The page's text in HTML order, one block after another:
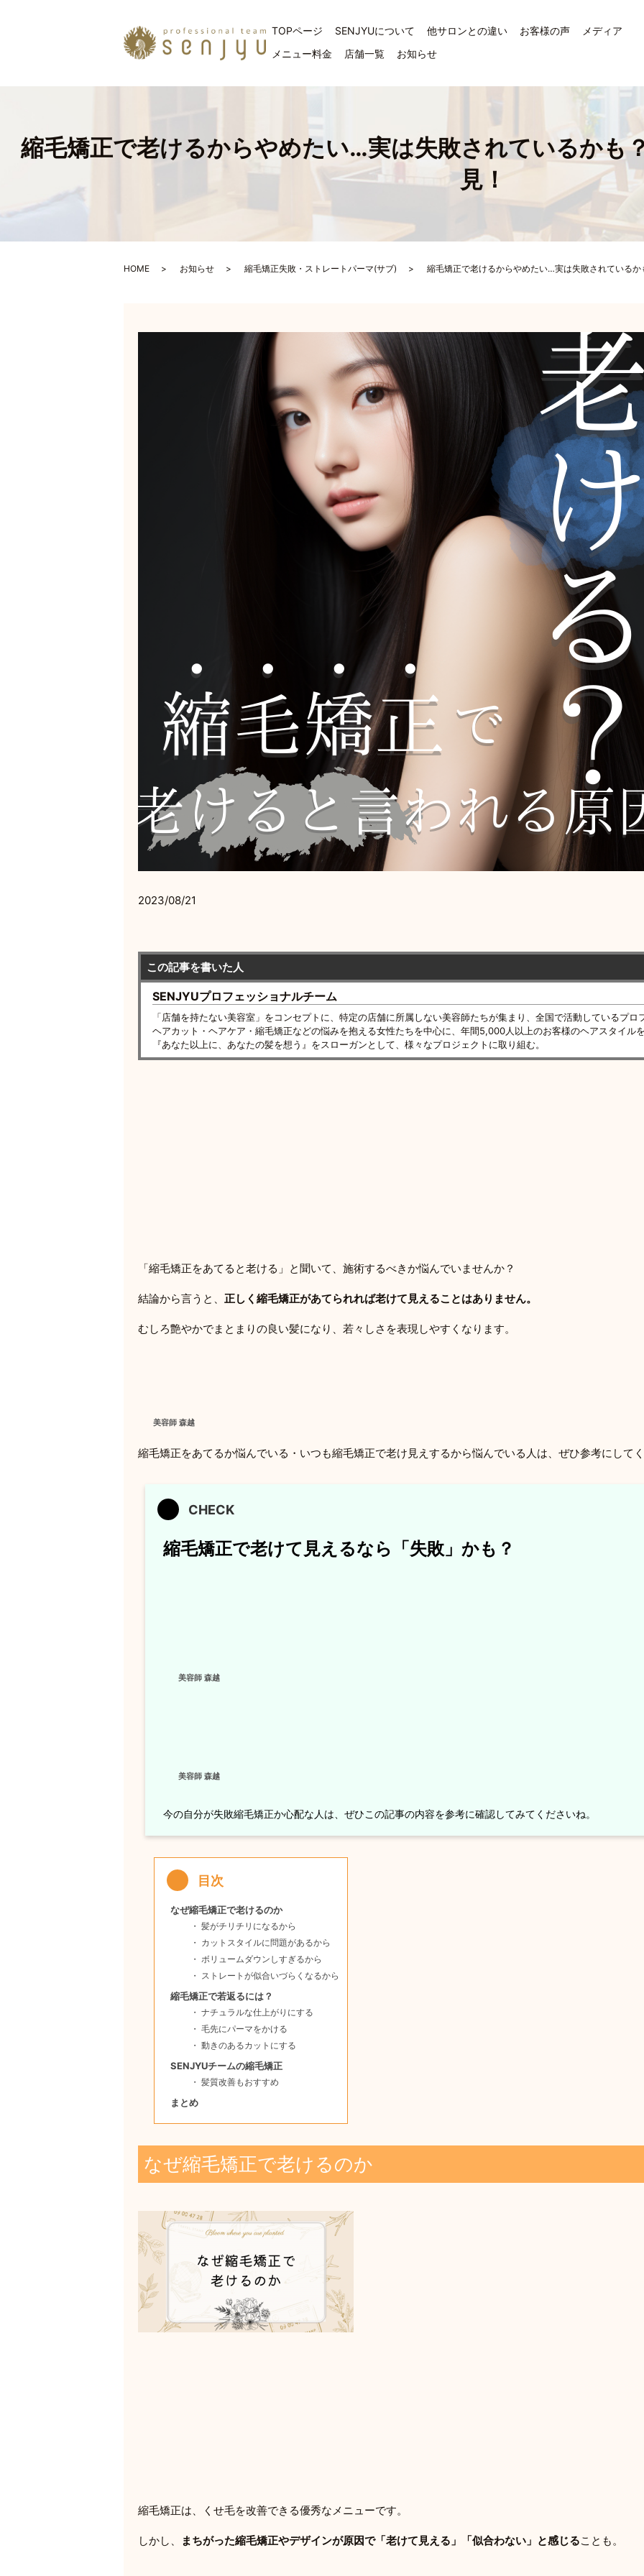
TOPページ SENJYUについて 他サロンとの違い お客様の声
メディア
メニュー料金
店舗一覧 お知らせ
縮毛矯正で老けるからやめたい…実は失敗されているかも
見！
HOME お知らせ 縮毛矯正失敗・ストレートパーマ(サブ) 縮毛矯正で老けるからやめたい…実は失敗されている
2023/08/21
この記事を書いた人
SENJYUプロフェッショナルチーム
「店舗を持たない美容室」をコンセプトに、特定の店舗に所属しない美容師たちが集まり、全国で活動しているプロ
ヘアカット・ヘアケア・縮毛矯正などの悩みを抱える女性たちを中心に、年間5,000人以上のお客様のヘアスタイルを
『あなた以上に、あなたの髪を想う』をスローガンとして、様々なプロジェクトに取り組む。
「縮毛矯正をあてると老ける」と聞いて、施術するべきか悩んでいませんか？
結論から言うと、 正しく縮毛矯正があてられれば老けて見えることはありません。
むしろ艶やかでまとまりの良い髪になり、若々しさを表現しやすくなります。
美容師 森越
縮毛矯正をあてるか悩んでいる・いつも縮毛矯正で老け見えするから悩んでいる人は、ぜひ参考にしてく
縮毛矯正で老けて見えるなら「失敗」かも？
美容師 森越
美容師 森越
今の自分が失敗縮毛矯正か心配な人は、ぜひこの記事の内容を参考に確認してみてくださいね。
なぜ縮毛矯正で老けるのか
髪がチリチリになるから
カットスタイルに問題があるから
ボリュームダウンしすぎるから
ストレートが似合いづらくなるから
縮毛矯正で若返るには？
ナチュラルな仕上がりにする
毛先にパーマをかける
動きのあるカットにする
SENJYUチームの縮毛矯正
髪質改善もおすすめ
まとめ
なぜ縮毛矯正で老けるのか
縮毛矯正は、くせ毛を改善できる優秀なメニューです。
しかし、 まちがった縮毛矯正やデザインが原因で「老けて見える」「似合わない」と感じることも。